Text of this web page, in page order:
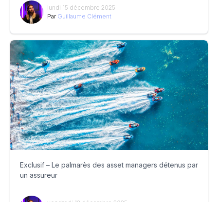
lundi 15 décembre 2025
Par Guillaume Clément
Exclusif – Le palmarès des asset managers détenus par
un assureur